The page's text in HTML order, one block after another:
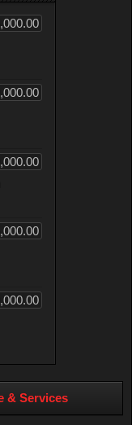
& Services